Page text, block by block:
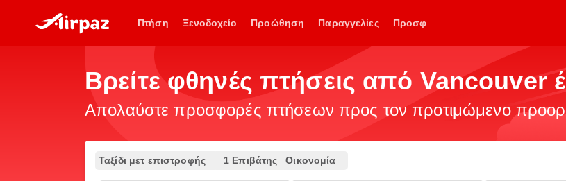
Πτήση Ξενοδοχείο Προώθηση Παραγγελίες Προσφ
Βρείτε φθηνές πτήσεις από Vancouver
Απολαύστε προσφορές πτήσεων προς τον προτιμώμενο
Ταξίδι μετ επιστροφής 1 Επιβάτης Οικονομία